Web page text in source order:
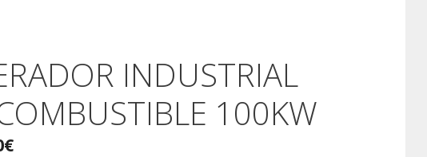
INDUSTRIAL
100KW
€